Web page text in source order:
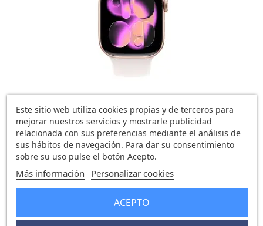
Watch 11 42 Mm Oro Rosa...
417,58 € 401,93 €
0 opinión
-35,48 €
Este sitio web utiliza cookies propias y de terceros para
mejorar nuestros servicios y mostrarle publicidad
relacionada con sus preferencias mediante el análisis de
sus hábitos de navegación. Para dar su consentimiento
sobre su uso pulse el botón Acepto.
Más información Personalizar cookies
ACEPTO